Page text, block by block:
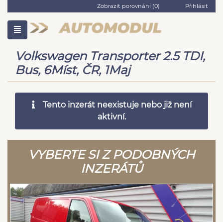
Zobrazit porovnání (0) Přihlásit
Volkswagen Transporter 2.5 TDI,
Bus, 6Míst, ČR, 1Maj
Tento inzerát neexistuje nebo již není
aktivní.
VYBERTE SI Z PODOBNÝCH
INZERÁTŮ